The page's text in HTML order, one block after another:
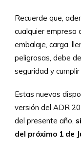
Recuerde que,
cualquier empresa
embalaje, carga,
peligrosas, debe
seguridad y
Estas nuevas
versión del ADR
del presente año,
del próximo 1 de